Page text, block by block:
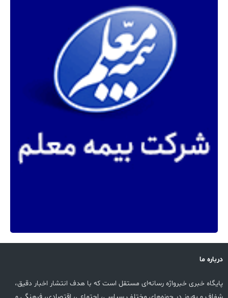
درباره ما
پایگاه خبری خبرواژه رسانه‌ای مستقل است که با هدف انتشار اخبار دقیق،